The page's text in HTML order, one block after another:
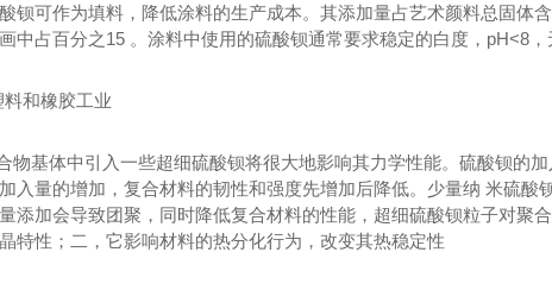
钡可作为填料，降低涂料的生产成本。其添加量占艺术颜料总固体
中占百分之15 。涂料中使用的硫酸钡通常要求稳定的白度，pH<8
和橡胶工业
物基体中引入一些超细硫酸钡将很大地影响其力学性能。硫酸钡的
入量的增加，复合材料的韧性和强度先增加后降低。少量纳 米硫酸
添加会导致团聚，同时降低复合材料的性能，超细硫酸钡粒子对聚
特性；二，它影响材料的热分化行为，改变其热稳定性